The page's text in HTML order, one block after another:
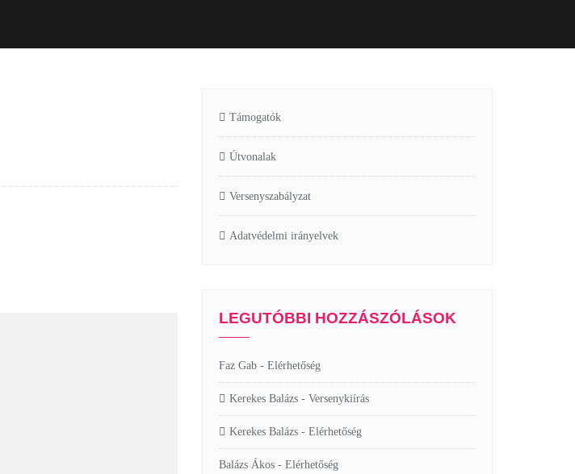
Támogatók
Útvonalak
Versenyszabályzat
Adatvédelmi irányelvek
LEGUTÓBBI HOZZÁSZÓLÁSOK
Faz Gab - Elérhetőség
Kerekes Balázs - Versenykiírás
Kerekes Balázs - Elérhetőség
Balázs Ákos - Elérhetőség